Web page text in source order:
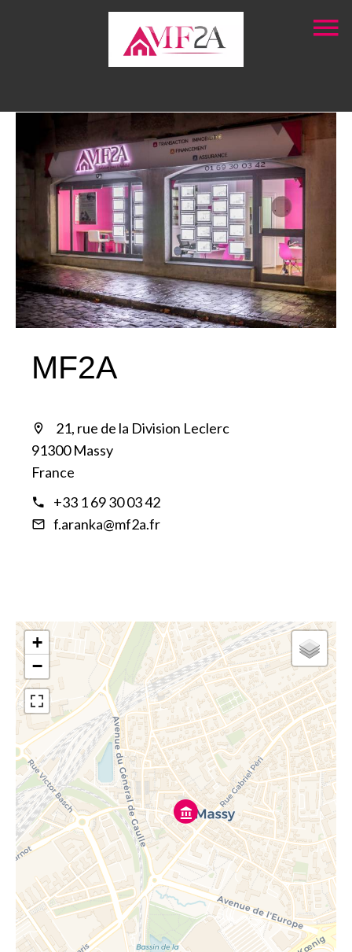
MF2A
21, rue de la Division Leclerc
91300 Massy
France
+33 1 69 30 03 42
f.aranka@mf2a.fr
+
−